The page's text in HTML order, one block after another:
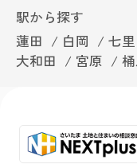
駅から探す
蓮田
白岡 七里
大和田
宮原